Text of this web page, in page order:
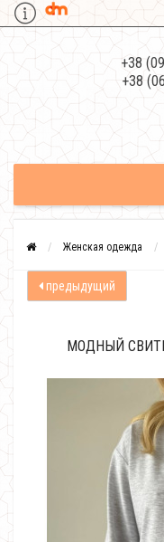
+38
+38
Женская одежда
предыдущий
МОДНЫЙ